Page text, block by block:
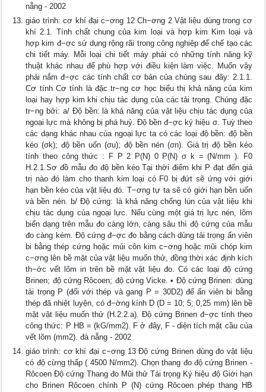
nẵng - 2002
giáo trình: cơ khí đại c−ơng 12 Ch−ơng 2 Vật liệu dùng trong cơ
khí 2.1. Tính chất chung của kim loại và hợp kim Kim loại và
hợp kim đ−ợc sử dụng rộng rãi trong công nghiệp để chế tạo các
chi tiết máy. Mỗi loại chi tiết máy phải có những tính năng kỹ
thuật khác nhau để phù hợp với điều kiện làm việc. Muốn vậy
phải nắm đ−ợc các tính chất cơ bản của chúng sau đây: 2.1.1.
Cơ tính Cơ tính là đặc tr−ng cơ học biểu thị khả năng của kim
loại hay hợp kim khi chịu tác dụng của các tải trọng. Chúng đặc
tr−ng bởi: a/ Độ bền: là khả năng của vật liệu chịu tác dụng của
ngoại lực mà không bị phá huỷ. Độ bền đ−ợc ký hiệu σ. Tuỳ theo
các dạng khác nhau của ngoại lực ta có các loại độ bền: độ bền
kéo (σk); độ bền uốn (σu); độ bền nén (σn). Giá trị độ bền kéo
tính theo công thức : F P 2 P(N) 0 P(N) σ k = (N/mm ). F0
H.2.1.Sơ đồ mẫu đo độ bền kéo Tại thời điểm khi P đạt đến giá
trị nào đó làm cho thanh kim loại có F0 bị đứt sẽ ứng với giới
hạn bền kéo của vật liệu đó. T−ơng tự ta sẽ có giới hạn bền uốn
và bền nén. b/ Độ cứng: là khả năng chống lún của vật liệu khi
chịu tác dụng của ngoại lực. Nếu cùng một giá trị lực nén, lõm
biến dạng trên mẫu đo càng lớn, càng sâu thì độ cứng của mẫu
đo càng kém. Độ cứng đ−ợc đo bằng cách dùng tải trọng ấn viên
bi bằng thép cứng hoặc mủi côn kim c−ơng hoặc mũi chóp kim
c−ơng lên bề mặt của vật liệu muốn thử, đồng thời xác định kích
th−ớc vết lõm in trên bề mặt vật liệu đo. Có các loại độ cứng
Brinen; độ cứng Rôcoen; độ cứng Vicke. • Độ cứng Brinen: dùng
tải trọng P (đối với thép và gang P = 30D2) để ấn viên bi bằng
thép đã nhiệt luyện, có đ−ờng kính D (D = 10; 5; 0,25 mm) lên bề
mặt vật liệu muốn thử (H.2.2.a). Độ cứng Brinen đ−ợc tính theo
công thức: P HB = (kG/mm2). F ở đây, F - diện tích mặt cầu của
vết lõm (mm2). đà nẵng - 2002
giáo trình: cơ khí đại c−ơng 13 Độ cứng Brinen dùng đo vật liệu
có độ cừng thấp ( 4500 N/mm2). Chọn thang đo độ cứng Brinen -
Rôcoen Độ cứng Thang đo Mũi thử Tải trọng Ký hiệu độ Giới hạn
cho Brinen Rôcoen chính P (N) cứng Rôcoen phép thang HB